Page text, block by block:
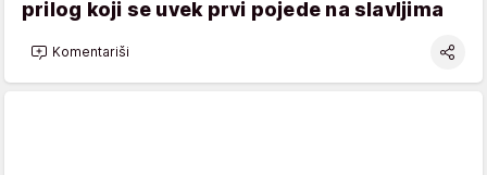
prilog koji se uvek prvi pojede na slavljima
Komentariši